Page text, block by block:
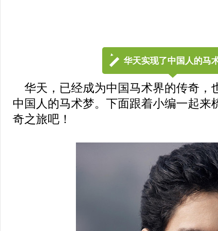
华天实现了中国人的马
华天，已经成为中国马术界的传奇，
中国人的马术梦。下面跟着小编一起来
奇之旅吧！